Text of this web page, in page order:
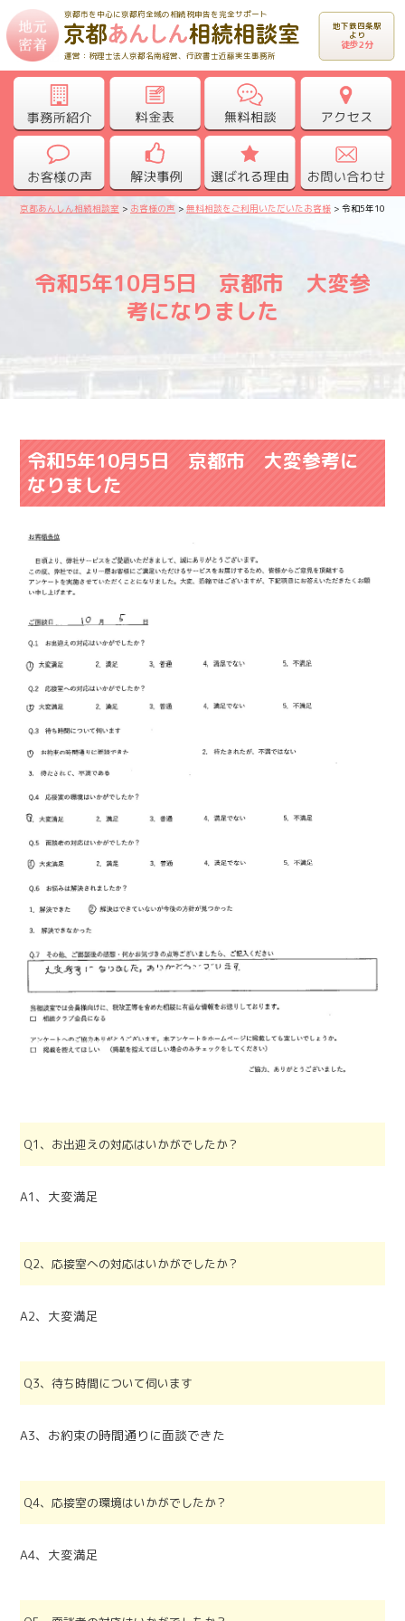
京都市を中心に京都府全域の相続税申告を完全サポート
運営：税理士法人京都名南経営、行政書士近藤実生事務所
地下鉄四条駅
より
徒歩2分
京都あんしん相続相談室 > お客様の声 >無料相談をご利用いただいたお客様 >令和5年10月
令和5年10月5日 京都市 大変参
考になりました
令和5年10月5日 京都市 大変参考に
なりました
Q1、お出迎えの対応はいかがでしたか？
A1、大変満足
Q2、応接室への対応はいかがでしたか？
A2、大変満足
Q3、待ち時間について伺います
A3、お約束の時間通りに面談できた
Q4、応接室の環境はいかがでしたか？
A4、大変満足